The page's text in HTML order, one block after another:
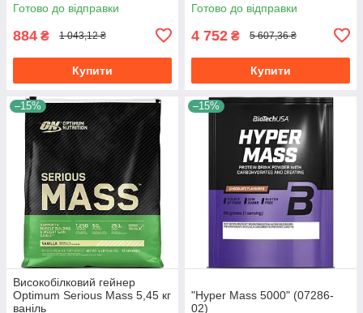
Готово до відправки
884 ₴ 1 043,12 ₴
Купити
Готово до відправки
4 752 ₴ 5 607,36 ₴
Купити
–15%
Високобілковий гейнер
Optimum Serious Mass 5,45 кг
ваніль
–15%
"Hyper Mass 5000" (07286-
02)